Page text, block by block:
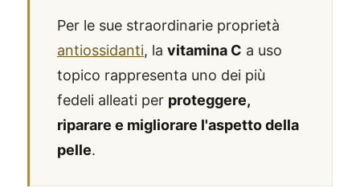
Per le sue straordinarie proprietà
antiossidanti, la vitamina C a uso
topico rappresenta uno dei più
fedeli alleati per proteggere,
riparare e migliorare l'aspetto della
pelle.